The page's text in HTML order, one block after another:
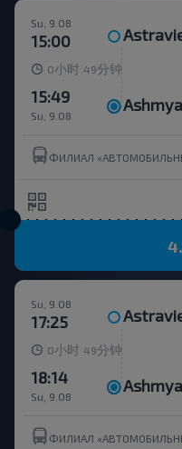
Su, 9.08
15:00
0 小时 49 分钟
Su, 9.08
15:49
Su, 9.08
17:25
0 小时 49 分钟
Su, 9.08
18:14